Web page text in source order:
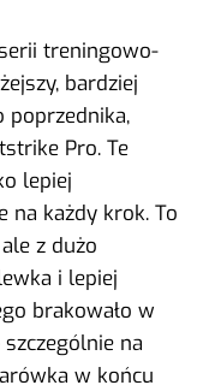
treningowo-
bardziej
poprzednika,
Pro. Te
lepiej
na każdy krok. To
z dużo
i lepiej
brakowało w
na
w końcu